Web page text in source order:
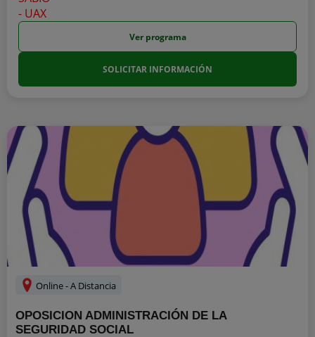
Ver programa
SOLICITAR INFORMACIÓN
Online - A Distancia
OPOSICION ADMINISTRACIÓN DE LA
SEGURIDAD SOCIAL